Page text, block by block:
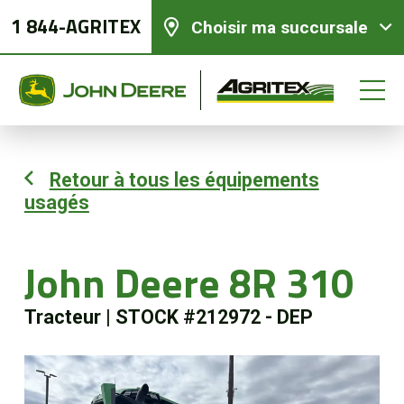
1 844-AGRITEX Choisir ma succursale
Retour à tous les équipements
usagés
John Deere 8R 310
Tracteur STOCK #212972 - DEP
Équipements neufs
Équipements usagés
Pièces et services
Agriculture de précision